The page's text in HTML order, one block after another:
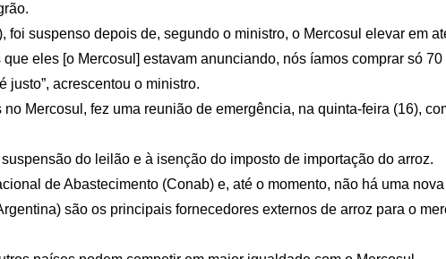
foi suspenso depois de, segundo o ministro, o Mercosul elevar em
eles [o Mercosul] estavam anunciando, nós íamos comprar só 70
justo”, acrescentou o ministro.
Mercosul, fez uma reunião de emergência, na quinta-feira (16),
do leilão e à isenção do imposto de importação do arroz.
de Abastecimento (Conab) e, até o momento, não há uma
são os principais fornecedores externos de arroz para o